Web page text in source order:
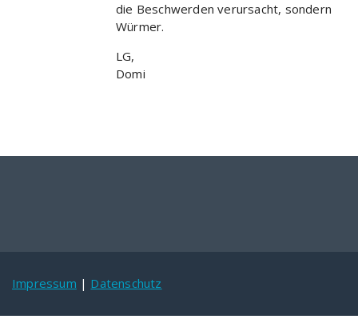
die Beschwerden verursacht, sondern
Würmer.
LG,
Domi
Impressum | Datenschutz